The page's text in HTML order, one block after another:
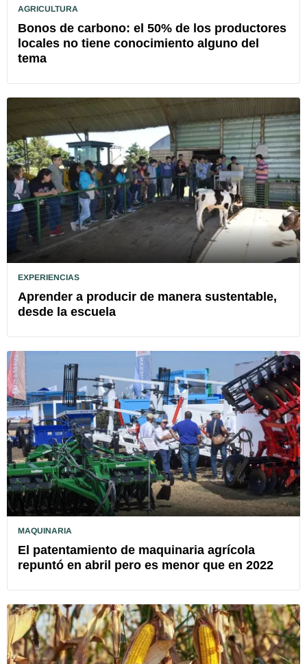
AGRICULTURA
Bonos de carbono: el 50% de los productores
locales no tiene conocimiento alguno del
tema
EXPERIENCIAS
Aprender a producir de manera sustentable,
desde la escuela
MAQUINARIA
El patentamiento de maquinaria agrícola
repuntó en abril pero es menor que en 2022